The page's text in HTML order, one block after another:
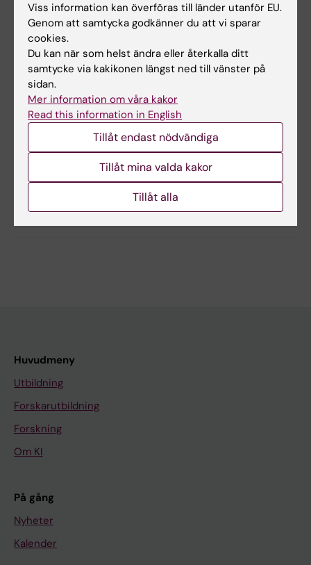
Forskningsämnen:
Datorsimulering
Ekologisk momentan bedömning
Högkvalitativ simuleringsträning
Inlärning
Simuleringsträning
Spelifiering
Innehållsgranskare:
2026-07-17
Dela
Huvudmeny
Utbildning
Forskarutbildning
Forskning
Om KI
På gång
Nyheter
Kalender
Viss information kan överföras till länder utanför EU.
Genom att samtycka godkänner du att vi sparar
cookies.
Du kan när som helst ändra eller återkalla ditt
samtycke via kakikonen längst ned till vänster på
sidan.
Mer information om våra kakor
Read this information in English
Tillåt endast nödvändiga
Tillåt mina valda kakor
Tillåt alla